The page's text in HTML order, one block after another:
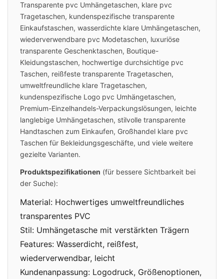
Transparente pvc Umhängetaschen, klare pvc
Tragetaschen, kundenspezifische transparente
Einkaufstaschen, wasserdichte klare Umhängetaschen,
wiederverwendbare pvc Modetaschen, luxuriöse
transparente Geschenktaschen, Boutique-
Kleidungstaschen, hochwertige durchsichtige pvc
Taschen, reißfeste transparente Tragetaschen,
umweltfreundliche klare Tragetaschen,
kundenspezifische Logo pvc Umhängetaschen,
Premium-Einzelhandels-Verpackungslösungen, leichte
langlebige Umhängetaschen, stilvolle transparente
Handtaschen zum Einkaufen, Großhandel klare pvc
Taschen für Bekleidungsgeschäfte, und viele weitere
gezielte Varianten.
Produktspezifikationen (für bessere Sichtbarkeit bei
der Suche):
Material: Hochwertiges umweltfreundliches
transparentes PVC
Stil: Umhängetasche mit verstärkten Trägern
Features: Wasserdicht, reißfest,
wiederverwendbar, leicht
Kundenanpassung: Logodruck, Größenoptionen,